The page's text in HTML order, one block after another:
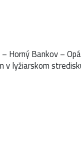
Horný Bankov –
lyžiarskom